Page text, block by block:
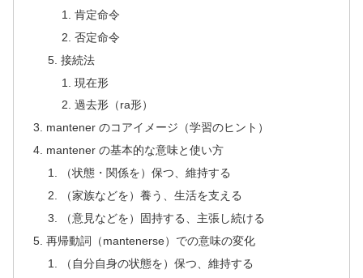
肯定命令
否定命令
接続法
現在形
過去形（ra形）
mantener のコアイメージ（学習のヒント）
mantener の基本的な意味と使い方
（状態・関係を）保つ、維持する
（家族などを）養う、生活を支える
（意見などを）固持する、主張し続ける
再帰動詞（mantenerse）での意味の変化
（自分自身の状態を）保つ、維持する